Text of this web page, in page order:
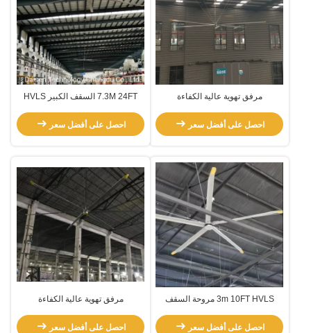
مرفق تهوية عالية الكفاءة
احصل على أفضل سعر
7.3M 24FT السقف الكبير HVLS
مساحة كبيرة عالية
احصل على أفضل سعر
3m 10FT HVLS مروحة السقف
احصل على أفضل سعر
مرفق تهوية عالية الكفاءة
احصل على أفضل سعر